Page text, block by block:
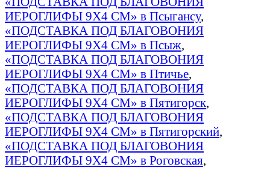
ИЕРОГЛИФЫ 9Х4 СМ» в Псыгансу,
«ПОДСТАВКА ПОД БЛАГОВОНИЯ
ИЕРОГЛИФЫ 9Х4 СМ» в Псыж,
«ПОДСТАВКА ПОД БЛАГОВОНИЯ
ИЕРОГЛИФЫ 9Х4 СМ» в Птичье,
«ПОДСТАВКА ПОД БЛАГОВОНИЯ
ИЕРОГЛИФЫ 9Х4 СМ» в Пятигорск,
«ПОДСТАВКА ПОД БЛАГОВОНИЯ
ИЕРОГЛИФЫ 9Х4 СМ» в Пятигорский,
«ПОДСТАВКА ПОД БЛАГОВОНИЯ
ИЕРОГЛИФЫ 9Х4 СМ» в Роговская,